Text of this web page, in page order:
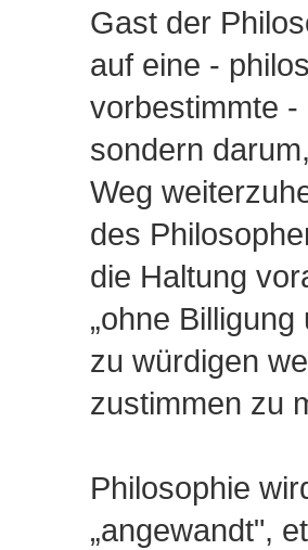
Gast der
auf eine -
vorbestimmte
sondern
Weg
des
die Haltung
„ohne
zu würdigen
zustimmen zu
Philosophie
„angewandt",